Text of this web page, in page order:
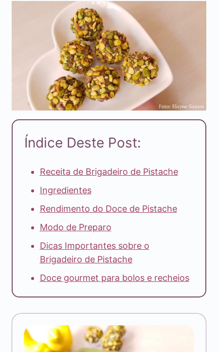
Índice Deste Post:
Receita de Brigadeiro de Pistache
Ingredientes
Rendimento do Doce de Pistache
Modo de Preparo
Dicas Importantes sobre o
Brigadeiro de Pistache
Doce gourmet para bolos e recheios